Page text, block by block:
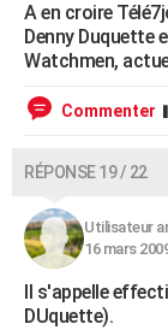
A en croire
Denny Duquette
Watchmen,
Commenter
RÉPONSE 19 / 22
Utilisateur
16 mars
Il s'appelle
DUquette).